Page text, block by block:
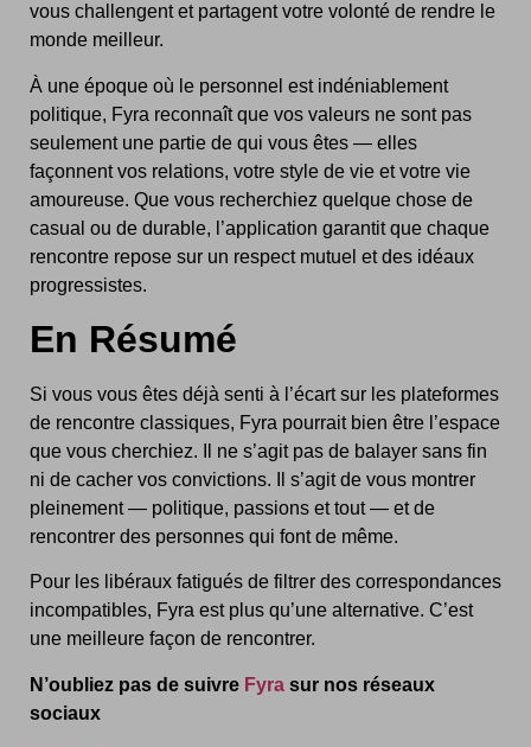
vous challengent et partagent votre volonté de rendre le
monde meilleur.
À une époque où le personnel est indéniablement
politique, Fyra reconnaît que vos valeurs ne sont pas
seulement une partie de qui vous êtes — elles
façonnent vos relations, votre style de vie et votre vie
amoureuse. Que vous recherchiez quelque chose de
casual ou de durable, l’application garantit que chaque
rencontre repose sur un respect mutuel et des idéaux
progressistes.
En Résumé
Si vous vous êtes déjà senti à l’écart sur les plateformes
de rencontre classiques, Fyra pourrait bien être l’espace
que vous cherchiez. Il ne s’agit pas de balayer sans fin
ni de cacher vos convictions. Il s’agit de vous montrer
pleinement — politique, passions et tout — et de
rencontrer des personnes qui font de même.
Pour les libéraux fatigués de filtrer des correspondances
incompatibles, Fyra est plus qu’une alternative. C’est
une meilleure façon de rencontrer.
N’oubliez pas de suivre Fyra sur nos réseaux
sociaux